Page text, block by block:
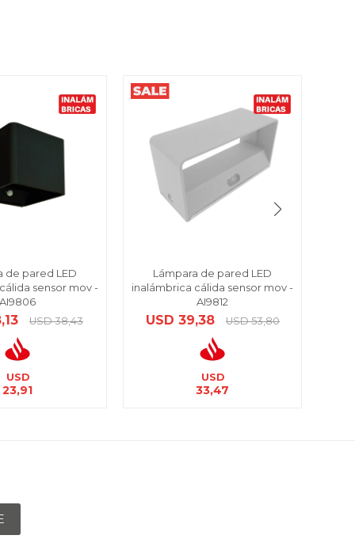
de pared LED
sensor mov -
AI9806
USD 38,43
USD
23,91
Lámpara de pared LED
inalámbrica cálida sensor mov -
AI9812
USD 39,38 USD 53,80
USD
33,47